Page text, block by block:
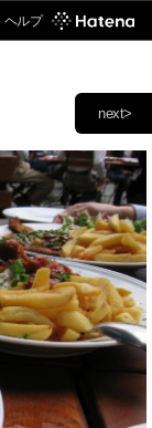
ヘルプ
next>